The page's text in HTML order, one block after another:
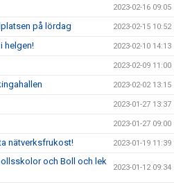
2023-02-16 09:05
på lördag 2023-02-15 10:52
helgen! 2023-02-10 14:13
2023-02-09 11:00
2023-02-02 13:15
2023-01-27 13:37
2023-01-27 09:00
nätverksfrukost! 2023-01-19 11:39
och Boll och lek
2023-01-12 09:34